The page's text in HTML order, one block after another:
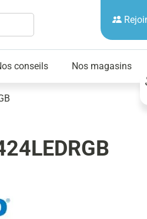
conseils Nos magasins